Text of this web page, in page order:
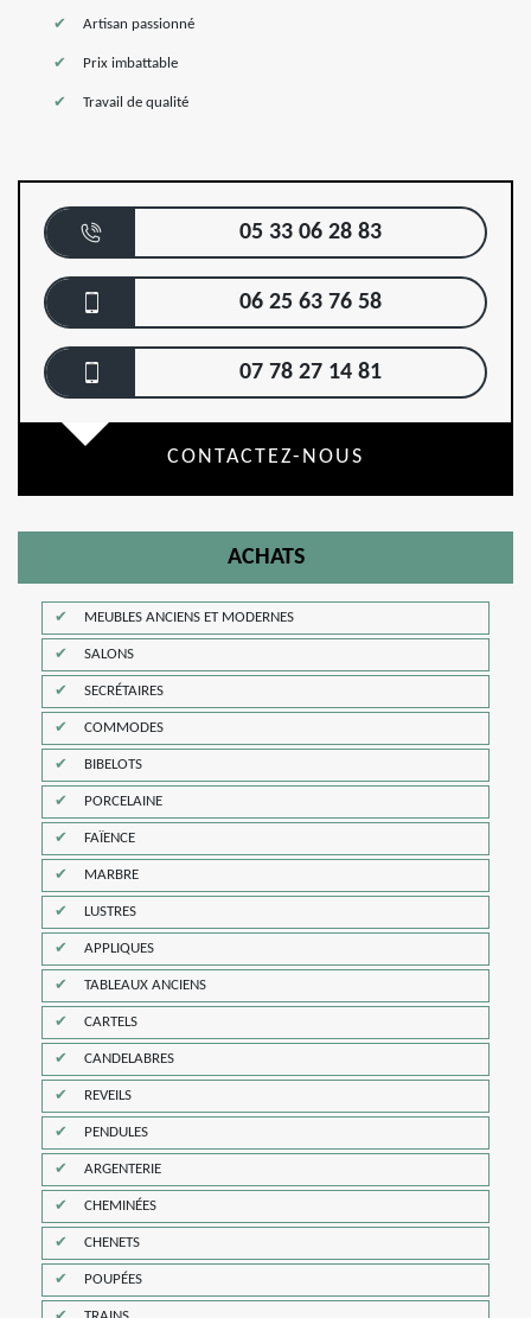
Artisan passionné
Prix imbattable
Travail de qualité
05 33 06 28 83
06 25 63 76 58
07 78 27 14 81
CONTACTEZ-NOUS
ACHATS
MEUBLES ANCIENS ET MODERNES
SALONS
SECRÉTAIRES
COMMODES
BIBELOTS
PORCELAINE
FAÏENCE
MARBRE
LUSTRES
APPLIQUES
TABLEAUX ANCIENS
CARTELS
CANDELABRES
REVEILS
PENDULES
ARGENTERIE
CHEMINÉES
CHENETS
POUPÉES